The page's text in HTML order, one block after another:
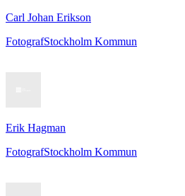
Carl Johan Erikson
FotografStockholm Kommun
Erik Hagman
FotografStockholm Kommun